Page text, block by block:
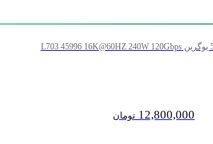
12,800,000 تومان